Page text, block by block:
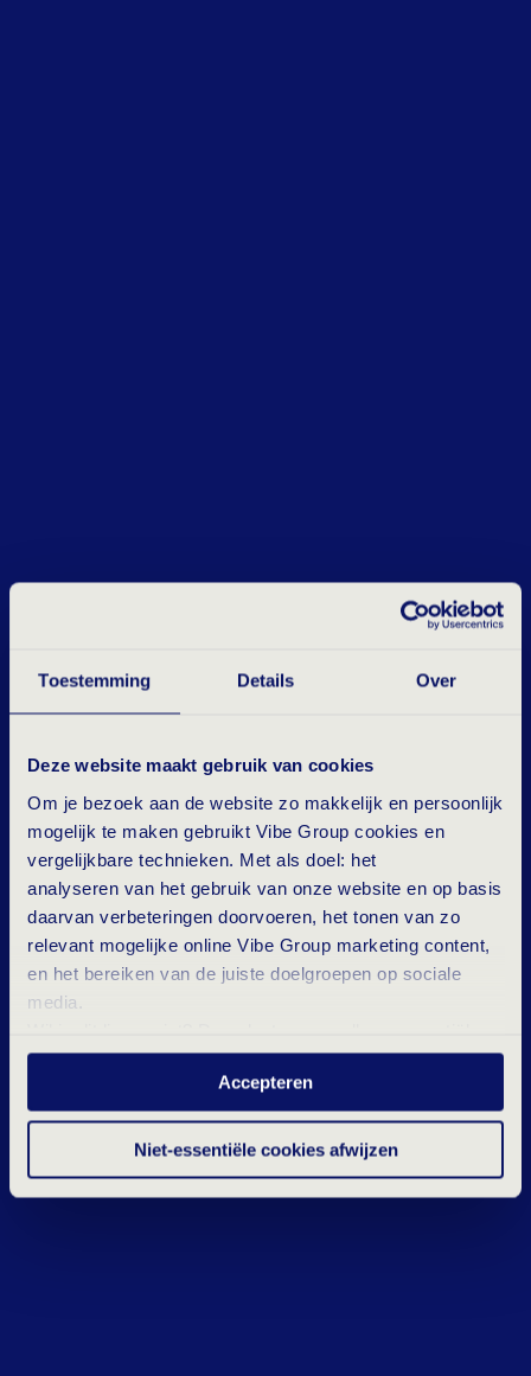
Toestemming Details Over
Deze website maakt gebruik van cookies
Om je bezoek aan de website zo makkelijk en persoonlijk
mogelijk te maken gebruikt Vibe Group cookies en
vergelijkbare technieken. Met als doel: het
analyseren van het gebruik van onze website en op basis
daarvan verbeteringen doorvoeren, het tonen van zo
relevant mogelijke online Vibe Group marketing content,
en het bereiken van de juiste doelgroepen op sociale
media.
en statistische cookies tijdens je bezoek. Meer weten?
Klik hierboven op 'Details' of lees onze
privacyverklaring.
Accepteren
Niet-essentiële cookies afwijzen